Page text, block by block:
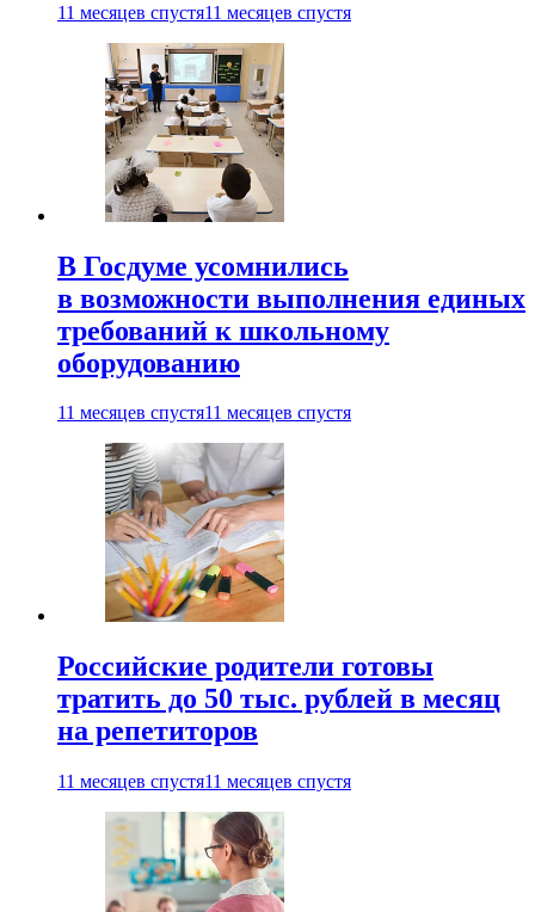
11 месяцев спустя11 месяцев спустя
В Госдуме усомнились
в возможности выполнения единых
требований к школьному
оборудованию
11 месяцев спустя11 месяцев спустя
Российские родители готовы
тратить до 50 тыс. рублей в месяц
на репетиторов
11 месяцев спустя11 месяцев спустя